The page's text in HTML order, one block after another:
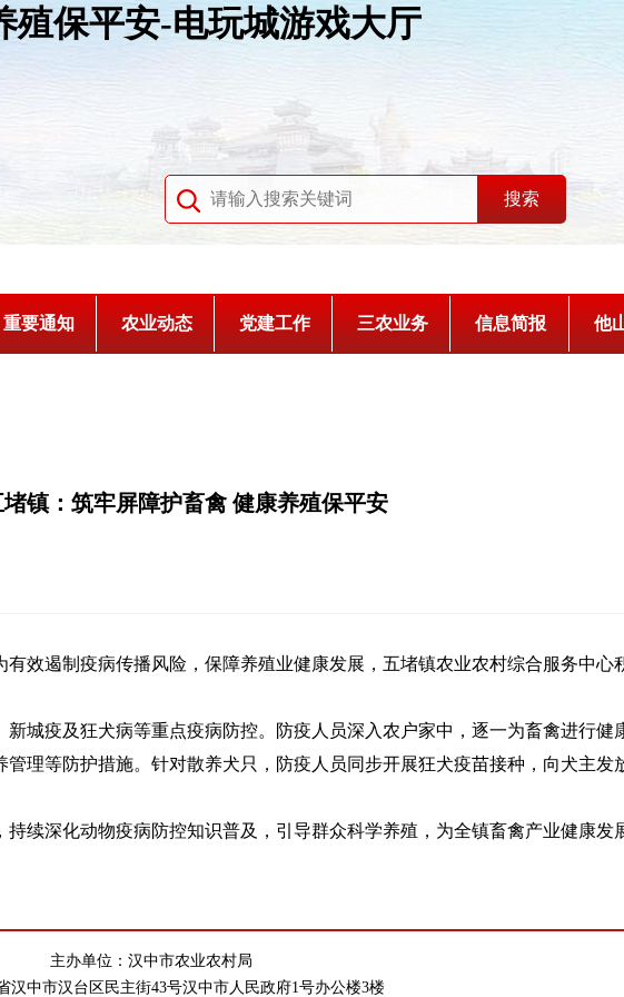
殖保平安-电玩城游戏大厅
重要通知 农业动态 党建工作 三农业务 信息简报 他
镇：筑牢屏障护畜禽 健康养殖保平安
效遏制疫病传播风险，保障养殖业健康发展，五堵镇农业农村综合服务中心
城疫及狂犬病等重点疫病防控。防疫人员深入农户家中，逐一为畜禽进行健
理等防护措施。针对散养犬只，防疫人员同步开展狂犬疫苗接种，向犬主发
续深化动物疫病防控知识普及，引导群众科学养殖，为全镇畜禽产业健康发
主办单位：汉中市农业农村局
汉中市汉台区民主街43号汉中市人民政府1号办公楼3楼